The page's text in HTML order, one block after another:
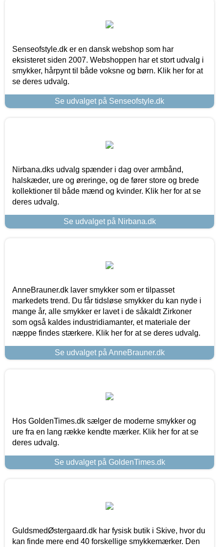
Senseofstyle.dk er en dansk webshop som har
eksisteret siden 2007. Webshoppen har et stort udvalg i
smykker, hårpynt til både voksne og børn. Klik her for at
se deres udvalg.
Se udvalget på Senseofstyle.dk
Nirbana.dks udvalg spænder i dag over armbånd,
halskæder, ure og øreringe, og de fører store og brede
kollektioner til både mænd og kvinder. Klik her for at se
deres udvalg.
Se udvalget på Nirbana.dk
AnneBrauner.dk laver smykker som er tilpasset
markedets trend. Du får tidsløse smykker du kan nyde i
mange år, alle smykker er lavet i de såkaldt Zirkoner
som også kaldes industridiamanter, et materiale der
næppe findes stærkere. Klik her for at se deres udvalg.
Se udvalget på AnneBrauner.dk
Hos GoldenTimes.dk sælger de moderne smykker og
ure fra en lang række kendte mærker. Klik her for at se
deres udvalg.
Se udvalget på GoldenTimes.dk
GuldsmedØstergaard.dk har fysisk butik i Skive, hvor du
kan finde mere end 40 forskellige smykkemærker. Den